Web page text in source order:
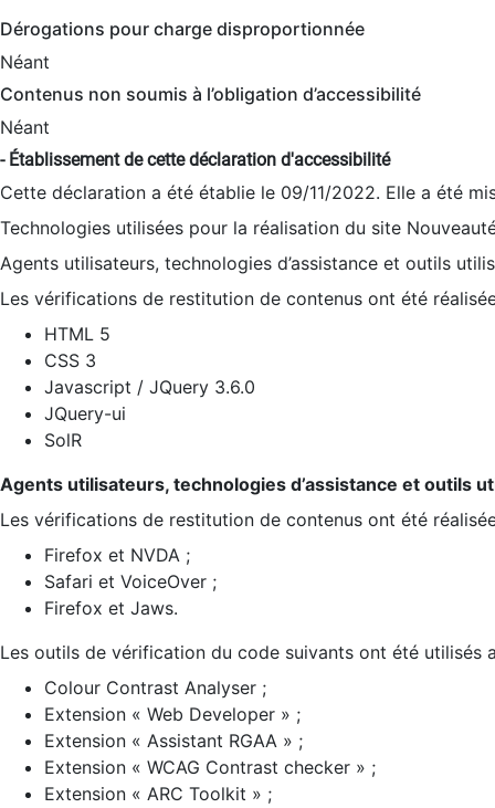
Dérogations pour charge disproportionnée
Néant
Contenus non soumis à l’obligation d’accessibilité
Néant
- Établissement de cette déclaration d'accessibilité
Cette déclaration a été établie le 09/11/2022. Elle a été
Technologies utilisées pour la réalisation du site
Agents utilisateurs, technologies d’assistance et outils
Les vérifications de restitution de contenus ont été
HTML 5
CSS 3
Javascript / JQuery 3.6.0
JQuery-ui
SolR
Agents utilisateurs, technologies d’assistance et outils
Les vérifications de restitution de contenus ont été
Firefox et NVDA ;
Safari et VoiceOver ;
Firefox et Jaws.
Les outils de vérification du code suivants ont été utilisés
Colour Contrast Analyser ;
Extension « Web Developer » ;
Extension « Assistant RGAA » ;
Extension « WCAG Contrast checker » ;
Extension « ARC Toolkit » ;